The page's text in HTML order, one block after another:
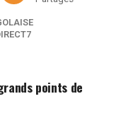
points de